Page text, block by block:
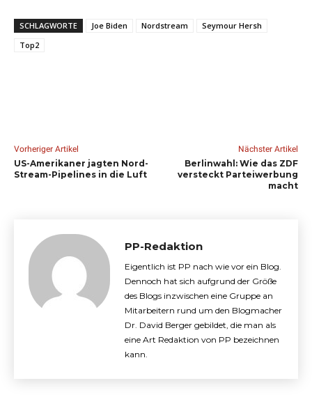
SCHLAGWORTE Joe Biden Nordstream
Seymour Hersh
Top2
Vorheriger Artikel
US-Amerikaner jagten Nord-
Stream-Pipelines in die Luft
Nächster Artikel
Berlinwahl: Wie das ZDF
versteckt Parteiwerbung
macht
PP-Redaktion
Eigentlich ist PP nach wie vor ein Blog.
Dennoch hat sich aufgrund der Größe
des Blogs inzwischen eine Gruppe an
Mitarbeitern rund um den Blogmacher
Dr. David Berger gebildet, die man als
eine Art Redaktion von PP bezeichnen
kann.